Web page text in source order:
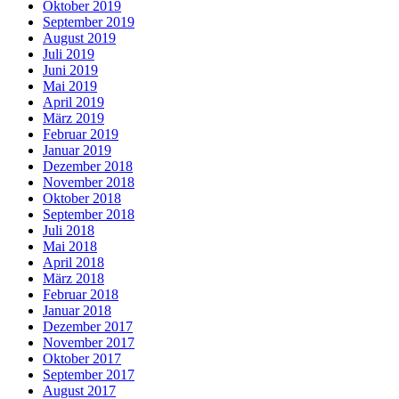
Oktober 2019
September 2019
August 2019
Juli 2019
Juni 2019
Mai 2019
April 2019
März 2019
Februar 2019
Januar 2019
Dezember 2018
November 2018
Oktober 2018
September 2018
Juli 2018
Mai 2018
April 2018
März 2018
Februar 2018
Januar 2018
Dezember 2017
November 2017
Oktober 2017
September 2017
August 2017